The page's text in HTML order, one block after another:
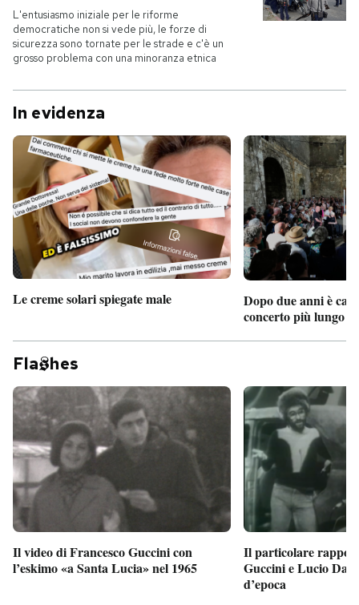
L'entusiasmo iniziale per le riforme
democratiche non si vede più, le forze di
sicurezza sono tornate per le strade e c'è un
grosso problema con una minoranza etnica
In evidenza
Le creme solari spiegate male
Dopo due anni è
concerto più lungo
Fla hes
Il video di Francesco Guccini con
l’eskimo «a Santa Lucia» nel 1965
Il particolare
Guccini e Lucio
d’epoca